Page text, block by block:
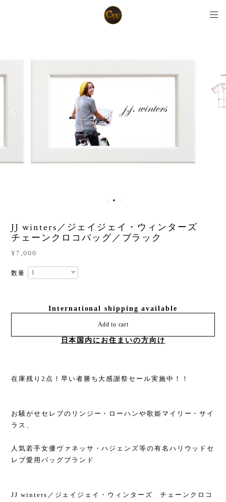
JJ winters／ジェイジェイ・ウィンターズ
チェーンクロコバッグ／ブラック
¥7,000
数量
International shipping available
Add to cart
日本国内にお住まいの方向け
在庫残り2点！早い者勝ち大感謝祭セール実施中！！
お騒がせセレブのリンジー・ローハンや歌姫マイリー・サイ
ラス、
人気若手女優ヴァネッサ・ハジェンズ等の有名ハリウッドセ
レブ愛用バッグブランド
JJ winters／ジェイジェイ・ウィンターズ チェーンクロコ